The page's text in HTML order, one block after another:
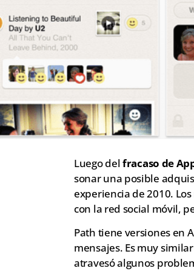
Luego delfracaso de
sonar una posible
experiencia de 2010.
con la red social móvil,
Path tiene versiones en
mensajes. Es muy
atravesó algunos